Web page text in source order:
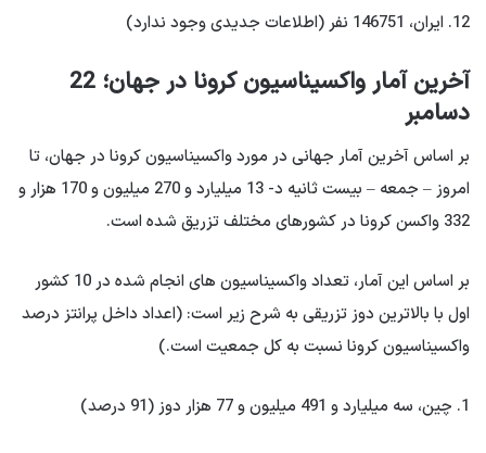
12. ایران، 146751 نفر (اطلاعات جدیدی وجود ندارد)
آخرین آمار واکسیناسیون کرونا در جهان؛ 22
دسامبر
بر اساس آخرین آمار جهانی در مورد واکسیناسیون کرونا در جهان، تا
امروز – جمعه – بیست ثانیه
د- 13 میلیارد و 270 میلیون و 170 هزار و
332 واکسن کرونا در کشورهای مختلف تزریق شده است.
بر اساس این آمار، تعداد واکسیناسیون های انجام شده در 10 کشور
اول با بالاترین دوز تزریقی به شرح زیر است: (اعداد داخل پرانتز درصد
واکسیناسیون کرونا نسبت به کل جمعیت است.)
1. چین، سه میلیارد و 491 میلیون و 77 هزار دوز (91 درصد)